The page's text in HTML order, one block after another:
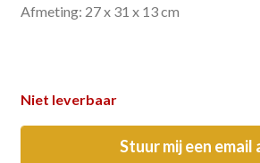
Afmeting: 27 x 31 x 13 cm
Niet leverbaar
Stuur mij een